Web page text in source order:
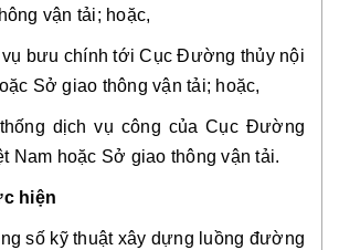
vận tải; hoặc,
bưu chính tới Cục Đường thủy nội
Sở giao thông vận tải; hoặc,
dịch vụ công của Cục Đường
Nam hoặc Sở giao thông vận tải.
hiện
số kỹ thuật xây dựng luồng đường